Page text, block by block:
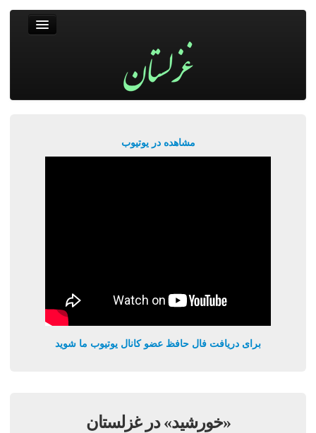
مشاهده در یوتیوب
برای دریافت فال حافظ عضو کانال یوتیوب ما شوید
«خورشید» در غزلستان